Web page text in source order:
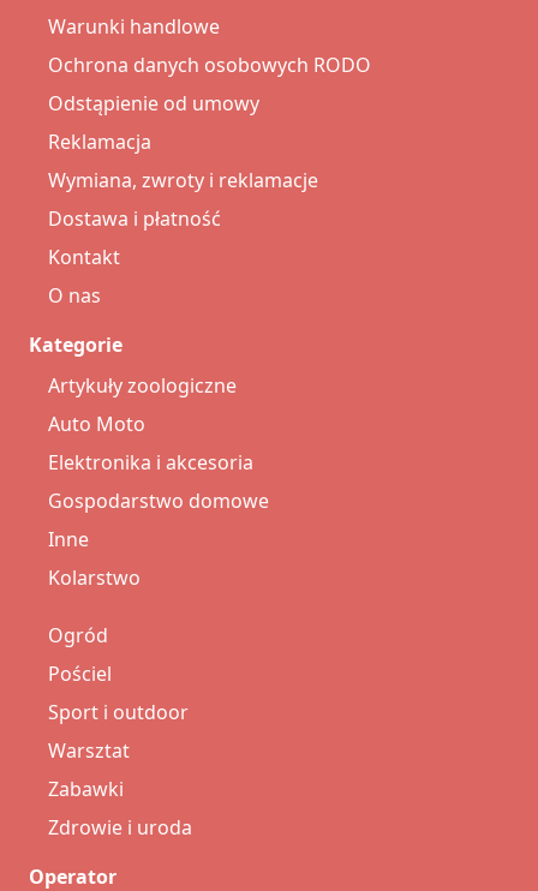
Warunki handlowe
Ochrona danych osobowych RODO
Odstąpienie od umowy
Reklamacja
Wymiana, zwroty i reklamacje
Dostawa i płatność
Kontakt
O nas
Kategorie
Artykuły zoologiczne
Auto Moto
Elektronika i akcesoria
Gospodarstwo domowe
Inne
Kolarstwo
Ogród
Pościel
Sport i outdoor
Warsztat
Zabawki
Zdrowie i uroda
Operator